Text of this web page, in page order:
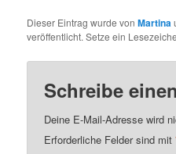
Dieser Eintrag wurde vonMartina
veröffentlicht. Setze ein
Schreibe
Deine E-Mail-Adresse wird
Erforderliche Felder sind mit